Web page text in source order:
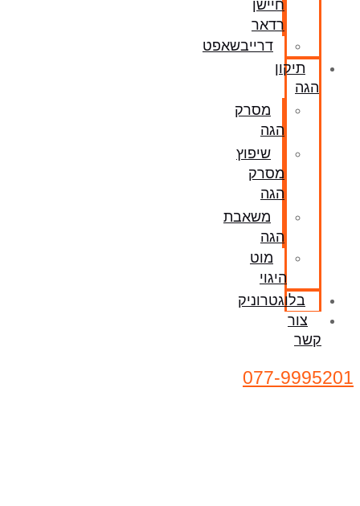
חיישן
רדאר
דרייבשאפט
תיקון
הגה
מסרק
הגה
שיפוץ
מסרק
הגה
משאבת
הגה
מוט
היגוי
בלוגטרוניק
צור
קשר
077-9995201